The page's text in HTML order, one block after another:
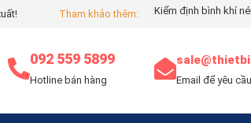
Tham khảo thêm: Kiểm định bình khí
092 559 5899
Hotline bán hàng Email để yêu